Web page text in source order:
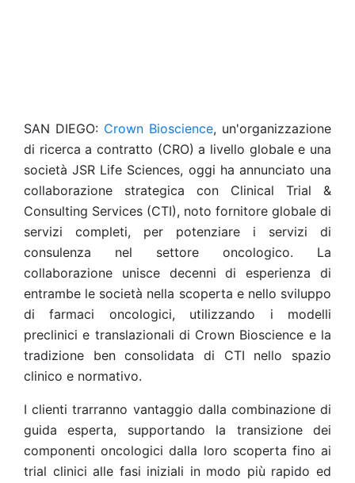
SAN DIEGO: Crown Bioscience, un'organizzazione
di ricerca a contratto (CRO) a livello globale e una
società JSR Life Sciences, oggi ha annunciato una
collaborazione strategica con Clinical Trial &
Consulting Services (CTI), noto fornitore globale di
servizi completi, per potenziare i servizi di
consulenza nel settore oncologico. La
collaborazione unisce decenni di esperienza di
entrambe le società nella scoperta e nello sviluppo
di farmaci oncologici, utilizzando i modelli
preclinici e translazionali di Crown Bioscience e la
tradizione ben consolidata di CTI nello spazio
clinico e normativo.
I clienti trarranno vantaggio dalla combinazione di
guida esperta, supportando la transizione dei
componenti oncologici dalla loro scoperta fino ai
trial clinici alle fasi iniziali in modo più rapido ed